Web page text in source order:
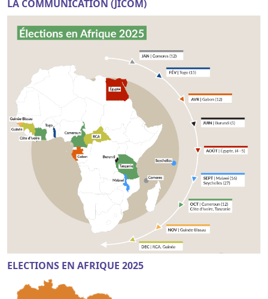
LA COMMUNICATION (JICOM)
ELECTIONS EN AFRIQUE 2025